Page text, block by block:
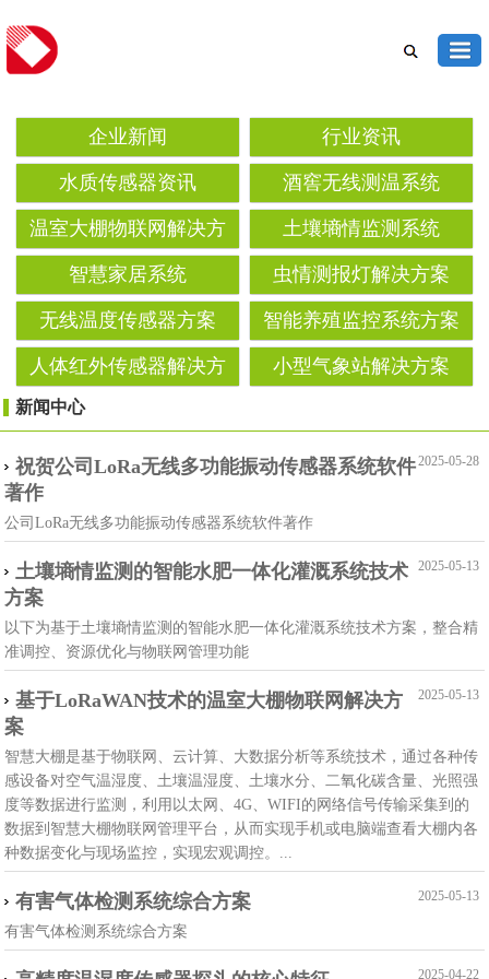
企业新闻 行业资讯
水质传感器资讯 酒窖无线测温系统
温室大棚物联网解决方
案
土壤墒情监测系统‌
智慧家居系统 虫情测报灯解决方案‌
无线温度传感器方案 智能养殖监控系统方案
人体红外传感器解决方
小型气象站解决方案
新闻中心
2025-05-28
祝贺公司LoRa无线多功能振动传感器系统软件
著作
公司LoRa无线多功能振动传感器系统软件著作
2025-05-13
土壤墒情监测的智能水肥一体化灌溉系统技术
方案
以下为基于土壤墒情监测的智能水肥一体化灌溉系统技术方案，整合精
准调控、资源优化与物联网管理功能
2025-05-13
基于LoRaWAN技术的温室大棚物联网解决方
案
智慧大棚是基于物联网、云计算、大数据分析等系统技术，通过各种传
感设备对空气温湿度、土壤温湿度、土壤水分、二氧化碳含量、光照强
度等数据进行监测，利用以太网、4G、WIFI的网络信号传输采集到的
数据到智慧大棚物联网管理平台，从而实现手机或电脑端查看大棚内各
种数据变化与现场监控，实现宏观调控。...
2025-05-13
有害气体检测系统综合方案
有害气体检测系统综合方案
2025-04-22